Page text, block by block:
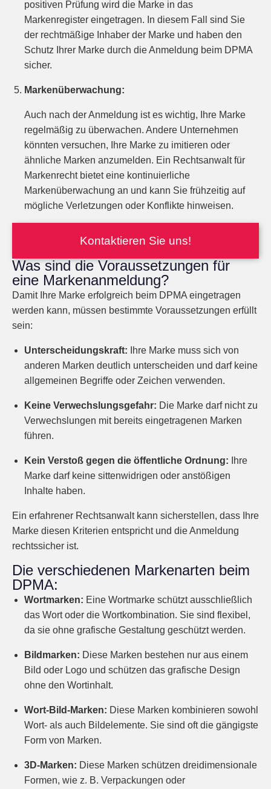
positiven Prüfung wird die Marke in das
Markenregister eingetragen. In diesem Fall sind Sie
der rechtmäßige Inhaber der Marke und haben den
Schutz Ihrer Marke durch die Anmeldung beim DPMA
sicher.
Markenüberwachung:
Auch nach der Anmeldung ist es wichtig, Ihre Marke
regelmäßig zu überwachen. Andere Unternehmen
könnten versuchen, Ihre Marke zu imitieren oder
ähnliche Marken anzumelden. Ein Rechtsanwalt für
Markenrecht bietet eine kontinuierliche
Markenüberwachung an und kann Sie frühzeitig auf
mögliche Verletzungen oder Konflikte hinweisen.
Kontaktieren Sie uns!
Was sind die Voraussetzungen für
eine Markenanmeldung?
Damit Ihre Marke erfolgreich beim DPMA eingetragen
werden kann, müssen bestimmte Voraussetzungen erfüllt
sein:
Unterscheidungskraft: Ihre Marke muss sich von
anderen Marken deutlich unterscheiden und darf keine
allgemeinen Begriffe oder Zeichen verwenden.
Keine Verwechslungsgefahr: Die Marke darf nicht zu
Verwechslungen mit bereits eingetragenen Marken
führen.
Kein Verstoß gegen die öffentliche Ordnung: Ihre
Marke darf keine sittenwidrigen oder anstößigen
Inhalte haben.
Ein erfahrener Rechtsanwalt kann sicherstellen, dass Ihre
Marke diesen Kriterien entspricht und die Anmeldung
rechtssicher ist.
Die verschiedenen Markenarten beim
DPMA:
Wortmarken: Eine Wortmarke schützt ausschließlich
das Wort oder die Wortkombination. Sie sind flexibel,
da sie ohne grafische Gestaltung geschützt werden.
Bildmarken: Diese Marken bestehen nur aus einem
Bild oder Logo und schützen das grafische Design
ohne den Wortinhalt.
Wort-Bild-Marken: Diese Marken kombinieren sowohl
Wort- als auch Bildelemente. Sie sind oft die gängigste
Form von Marken.
3D-Marken: Diese Marken schützen dreidimensionale
Formen, wie z. B. Verpackungen oder